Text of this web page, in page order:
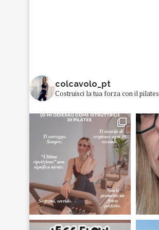
colcavolo_pt
Costruisci la tua forza con il pilates